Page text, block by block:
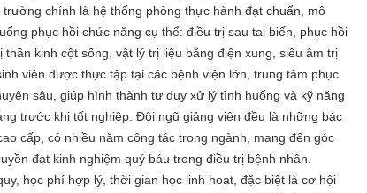
chính là hệ thống phòng thực hành đạt chuẩn, mô
phục hồi chức năng cụ thể: điều trị sau tai biến, phục hồi
thần kinh cột sống, vật lý trị liệu bằng điện xung, siêu âm trị
viên được thực tập tại các bệnh viện lớn, trung tâm phục
sâu, giúp hình thành tư duy xử lý tình huống và kỹ năng
trước khi tốt nghiệp. Đội ngũ giảng viên đều là những bác
cấp, có nhiều năm công tác trong ngành, mang đến góc
đạt kinh nghiệm quý báu trong điều trị bệnh nhân.
học phí hợp lý, thời gian học linh hoạt, đặc biệt là cơ hội